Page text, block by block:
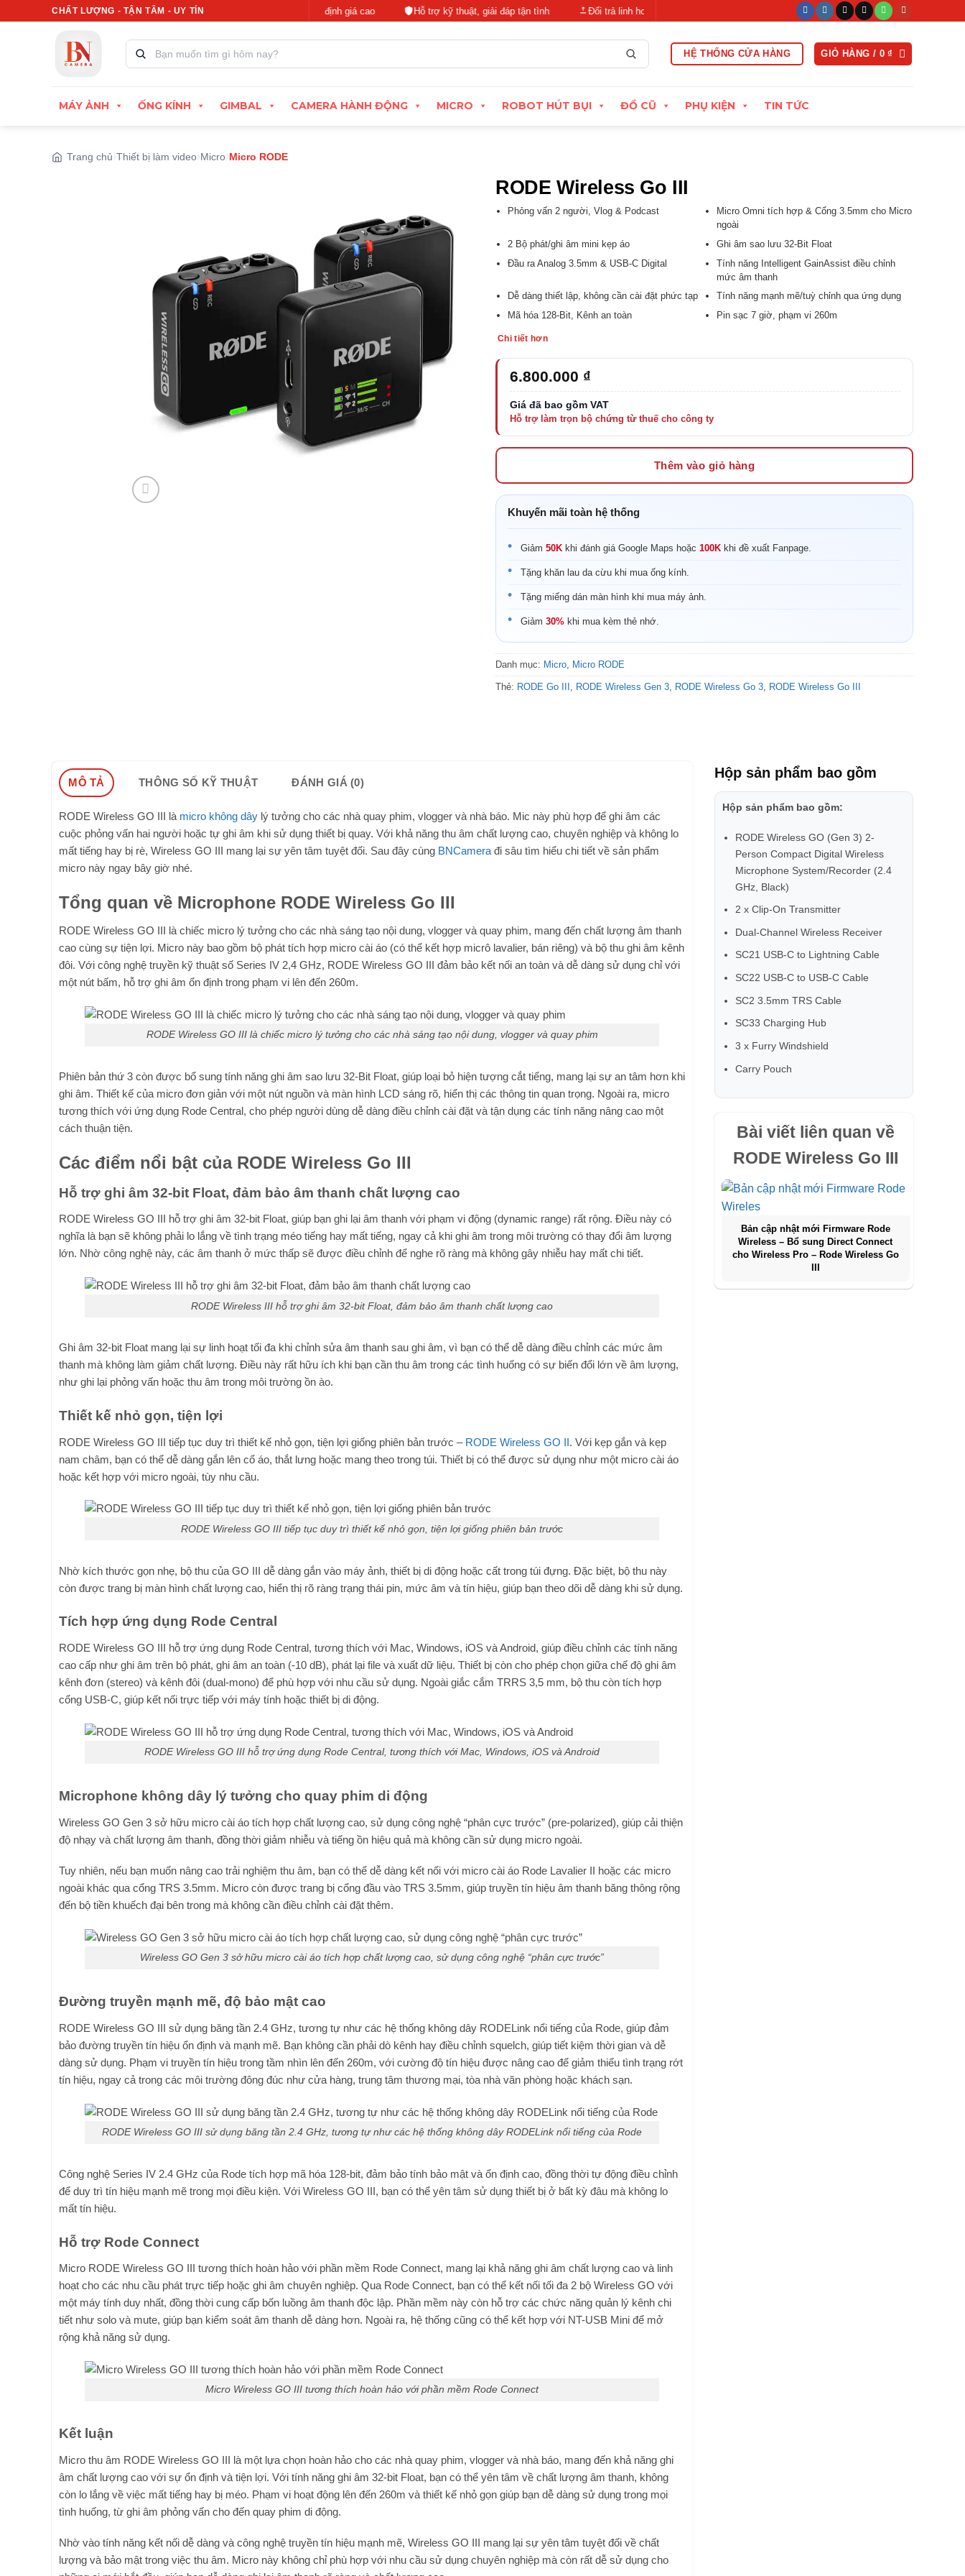
CHẤT LƯỢNG - TẬN TÂM - UY TÍN
Xuất hóa đơn VAT đầy đủ Thu cũ đổi mới, định giá cao Hỗ trợ kỹ thuật, giải đáp tận tình Đổi trả linh hoạt trong vòng 15 ngày đầu Xuất hóa đơn VAT đầy đủ
kiếm
HỆ THỐNG CỬA HÀNG GIỎ HÀNG / 0₫
MÁY ẢNH ỐNG KÍNH GIMBAL CAMERA HÀNH ĐỘNG MICRO ROBOT HÚT BỤI ĐỒ CŨ PHỤ KIỆN TIN TỨC
Trang chủ Thiết bị làm video Micro Micro RODE
RODE Wireless Go III
Phỏng vấn 2 người, Vlog & Podcast
Micro Omni tích hợp & Cổng 3.5mm cho Micro
ngoài
2 Bộ phát/ghi âm mini kẹp áo
Ghi âm sao lưu 32-Bit Float
Đầu ra Analog 3.5mm & USB-C Digital
Tính năng Intelligent GainAssist điều chỉnh
mức âm thanh
Dễ dàng thiết lập, không cần cài đặt phức tạp
Tính năng mạnh mẽ/tuỳ chỉnh qua ứng dụng
Mã hóa 128-Bit, Kênh an toàn
Pin sạc 7 giờ, phạm vi 260m
Chi tiết hơn
6.800.000 ₫
Thêm vào giỏ hàng
Khuyến mãi toàn hệ thống
Giảm 50K khi đánh giá Google Maps hoặc 100K khi đề xuất Fanpage.
Tặng khăn lau da cừu khi mua ống kính.
Tặng miếng dán màn hình khi mua máy ảnh.
Giảm 30% khi mua kèm thẻ nhớ.
Danh mục: Micro Micro RODE
Thẻ: RODE Go III RODE Wireless Gen 3 RODE Wireless Go 3 RODE Wireless Go III
MÔ TẢ THÔNG SỐ KỸ THUẬT ĐÁNH GIÁ (0)
RODE Wireless GO III là micro không dây lý tưởng cho các nhà quay phim, vlogger và nhà báo. Mic này phù hợp để ghi âm các
cuộc phỏng vấn hai người hoặc tự ghi âm khi sử dụng thiết bị quay. Với khả năng thu âm chất lượng cao, chuyên nghiệp và không lo
mất tiếng hay bị rè, Wireless GO III mang lại sự yên tâm tuyệt đối. Sau đây cùng BNCamera đi sâu tìm hiểu chi tiết về sản phẩm
micro này ngay bây giờ nhé.
Tổng quan về Microphone RODE Wireless Go III
RODE Wireless GO III là chiếc micro lý tưởng cho các nhà sáng tạo nội dung, vlogger và quay phim, mang đến chất lượng âm thanh
cao cùng sự tiện lợi. Micro này bao gồm bộ phát tích hợp micro cài áo (có thể kết hợp micrô lavalier, bán riêng) và bộ thu ghi âm kênh
đôi. Với công nghệ truyền kỹ thuật số Series IV 2,4 GHz, RODE Wireless GO III đảm bảo kết nối an toàn và dễ dàng sử dụng chỉ với
một nút bấm, hỗ trợ ghi âm ổn định trong phạm vi lên đến 260m.
RODE Wireless GO III là chiếc micro lý tưởng cho các nhà sáng tạo nội dung, vlogger và quay phim
Phiên bản thứ 3 còn được bổ sung tính năng ghi âm sao lưu 32-Bit Float, giúp loại bỏ hiện tượng cắt tiếng, mang lại sự an tâm hơn khi
ghi âm. Thiết kế của micro đơn giản với một nút nguồn và màn hình LCD sáng rõ, hiển thị các thông tin quan trọng. Ngoài ra, micro
tương thích với ứng dụng Rode Central, cho phép người dùng dễ dàng điều chỉnh cài đặt và tận dụng các tính năng nâng cao một
cách thuận tiện.
Các điểm nổi bật của RODE Wireless Go III
Hỗ trợ ghi âm 32-bit Float, đảm bảo âm thanh chất lượng cao
RODE Wireless GO III hỗ trợ ghi âm 32-bit Float, giúp bạn ghi lại âm thanh với phạm vi động (dynamic range) rất rộng. Điều này có
nghĩa là bạn sẽ không phải lo lắng về tình trạng méo tiếng hay mất tiếng, ngay cả khi ghi âm trong môi trường có thay đổi âm lượng
lớn. Nhờ công nghệ này, các âm thanh ở mức thấp sẽ được điều chỉnh để nghe rõ ràng mà không gây nhiễu hay mất chi tiết.
RODE Wireless III hỗ trợ ghi âm 32-bit Float, đảm bảo âm thanh chất lượng cao
Ghi âm 32-bit Float mang lại sự linh hoạt tối đa khi chỉnh sửa âm thanh sau ghi âm, vì bạn có thể dễ dàng điều chỉnh các mức âm
thanh mà không làm giảm chất lượng. Điều này rất hữu ích khi bạn cần thu âm trong các tình huống có sự biến đổi lớn về âm lượng,
như ghi lại phỏng vấn hoặc thu âm trong môi trường ồn ào.
Thiết kế nhỏ gọn, tiện lợi
RODE Wireless GO III tiếp tục duy trì thiết kế nhỏ gọn, tiện lợi giống phiên bản trước – RODE Wireless GO II. Với kẹp gắn và kẹp
nam châm, bạn có thể dễ dàng gắn lên cổ áo, thắt lưng hoặc mang theo trong túi. Thiết bị có thể được sử dụng như một micro cài áo
hoặc kết hợp với micro ngoài, tùy nhu cầu.
RODE Wireless GO III tiếp tục duy trì thiết kế nhỏ gọn, tiện lợi giống phiên bản trước
Nhờ kích thước gọn nhẹ, bộ thu của GO III dễ dàng gắn vào máy ảnh, thiết bị di động hoặc cất trong túi đựng. Đặc biệt, bộ thu này
còn được trang bị màn hình chất lượng cao, hiển thị rõ ràng trạng thái pin, mức âm và tín hiệu, giúp bạn theo dõi dễ dàng khi sử dụng.
Tích hợp ứng dụng Rode Central
RODE Wireless GO III hỗ trợ ứng dụng Rode Central, tương thích với Mac, Windows, iOS và Android, giúp điều chỉnh các tính năng
cao cấp như ghi âm trên bộ phát, ghi âm an toàn (-10 dB), phát lại file và xuất dữ liệu. Thiết bị còn cho phép chọn giữa chế độ ghi âm
kênh đơn (stereo) và kênh đôi (dual-mono) để phù hợp với nhu cầu sử dụng. Ngoài giắc cắm TRRS 3,5 mm, bộ thu còn tích hợp
cổng USB-C, giúp kết nối trực tiếp với máy tính hoặc thiết bị di động.
RODE Wireless GO III hỗ trợ ứng dụng Rode Central, tương thích với Mac, Windows, iOS và Android
Microphone không dây lý tưởng cho quay phim di động
Wireless GO Gen 3 sở hữu micro cài áo tích hợp chất lượng cao, sử dụng công nghệ “phân cực trước” (pre-polarized), giúp cải thiện
độ nhạy và chất lượng âm thanh, đồng thời giảm nhiễu và tiếng ồn hiệu quả mà không cần sử dụng micro ngoài.
Tuy nhiên, nếu bạn muốn nâng cao trải nghiệm thu âm, bạn có thể dễ dàng kết nối với micro cài áo Rode Lavalier II hoặc các micro
ngoài khác qua cổng TRS 3.5mm. Micro còn được trang bị cổng đầu vào TRS 3.5mm, giúp truyền tín hiệu âm thanh băng thông rộng
đến bộ tiền khuếch đại bên trong mà không cần điều chỉnh cài đặt thêm.
Wireless GO Gen 3 sở hữu micro cài áo tích hợp chất lượng cao, sử dụng công nghệ “phân cực trước”
Đường truyền mạnh mẽ, độ bảo mật cao
RODE Wireless GO III sử dụng băng tần 2.4 GHz, tương tự như các hệ thống không dây RODELink nổi tiếng của Rode, giúp đảm
bảo đường truyền tín hiệu ổn định và mạnh mẽ. Bạn không cần phải dò kênh hay điều chỉnh squelch, giúp tiết kiệm thời gian và dễ
dàng sử dụng. Phạm vi truyền tín hiệu trong tầm nhìn lên đến 260m, với cường độ tín hiệu được nâng cao để giảm thiểu tình trạng rớt
tín hiệu, ngay cả trong các môi trường đông đúc như cửa hàng, trung tâm thương mại, tòa nhà văn phòng hoặc khách sạn.
RODE Wireless GO III sử dụng băng tần 2.4 GHz, tương tự như các hệ thống không dây RODELink nổi tiếng của Rode
Công nghệ Series IV 2.4 GHz của Rode tích hợp mã hóa 128-bit, đảm bảo tính bảo mật và ổn định cao, đồng thời tự động điều chỉnh
để duy trì tín hiệu mạnh mẽ trong mọi điều kiện. Với Wireless GO III, bạn có thể yên tâm sử dụng thiết bị ở bất kỳ đâu mà không lo
mất tín hiệu.
Hỗ trợ Rode Connect
Micro RODE Wireless GO III tương thích hoàn hảo với phần mềm Rode Connect, mang lại khả năng ghi âm chất lượng cao và linh
hoạt cho các nhu cầu phát trực tiếp hoặc ghi âm chuyên nghiệp. Qua Rode Connect, bạn có thể kết nối tối đa 2 bộ Wireless GO với
một máy tính duy nhất, đồng thời cung cấp bốn luồng âm thanh độc lập. Phần mềm này còn hỗ trợ các chức năng quản lý kênh chi
tiết như solo và mute, giúp bạn kiểm soát âm thanh dễ dàng hơn. Ngoài ra, hệ thống cũng có thể kết hợp với NT-USB Mini để mở
rộng khả năng sử dụng.
Micro Wireless GO III tương thích hoàn hảo với phần mềm Rode Connect
Kết luận
Micro thu âm RODE Wireless GO III là một lựa chọn hoàn hảo cho các nhà quay phim, vlogger và nhà báo, mang đến khả năng ghi
âm chất lượng cao với sự ổn định và tiện lợi. Với tính năng ghi âm 32-bit Float, bạn có thể yên tâm về chất lượng âm thanh, không
còn lo lắng về việc mất tiếng hay bị méo. Phạm vi hoạt động lên đến 260m và thiết kế nhỏ gọn giúp bạn dễ dàng sử dụng trong mọi
tình huống, từ ghi âm phỏng vấn cho đến quay phim di động.
Nhờ vào tính năng kết nối dễ dàng và công nghệ truyền tín hiệu mạnh mẽ, Wireless GO III mang lại sự yên tâm tuyệt đối về chất
lượng và bảo mật trong việc thu âm. Micro này không chỉ phù hợp với nhu cầu sử dụng chuyên nghiệp mà còn rất dễ sử dụng cho
Hộp sản phẩm bao gồm
Hộp sản phẩm bao gồm:
RODE Wireless GO (Gen 3) 2-
Person Compact Digital Wireless
Microphone System/Recorder (2.4
GHz, Black)
2 x Clip-On Transmitter
Dual-Channel Wireless Receiver
SC21 USB-C to Lightning Cable
SC22 USB-C to USB-C Cable
SC2 3.5mm TRS Cable
SC33 Charging Hub
3 x Furry Windshield
Carry Pouch
Bài viết liên quan về
RODE Wireless Go III
Bản cập nhật mới Firmware Rode
Wireless – Bổ sung Direct Connect
cho Wireless Pro – Rode Wireless Go